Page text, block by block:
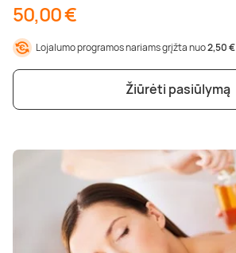
50,00 €
Lojalumo programos nariams grįžta nuo2,50 €
Žiūrėti pasiūlymą